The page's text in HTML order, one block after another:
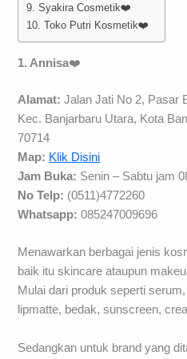
9. Syakira Cosmetik❤️
10. Toko Putri Kosmetik❤️
1. Annisa❤️
Alamat: Jalan Jati No 2, Pasar
Kec. Banjarbaru Utara, Kota
70714
Map: Klik Disini
Jam Buka: Senin – Sabtu jam
No Telp: (0511)4772260
Whatsapp: 085247009696
Menawarkan berbagai jenis
baik itu skincare ataupun
Mulai dari produk seperti
lipmatte, bedak, sunscreen,
Sedangkan untuk brand yang